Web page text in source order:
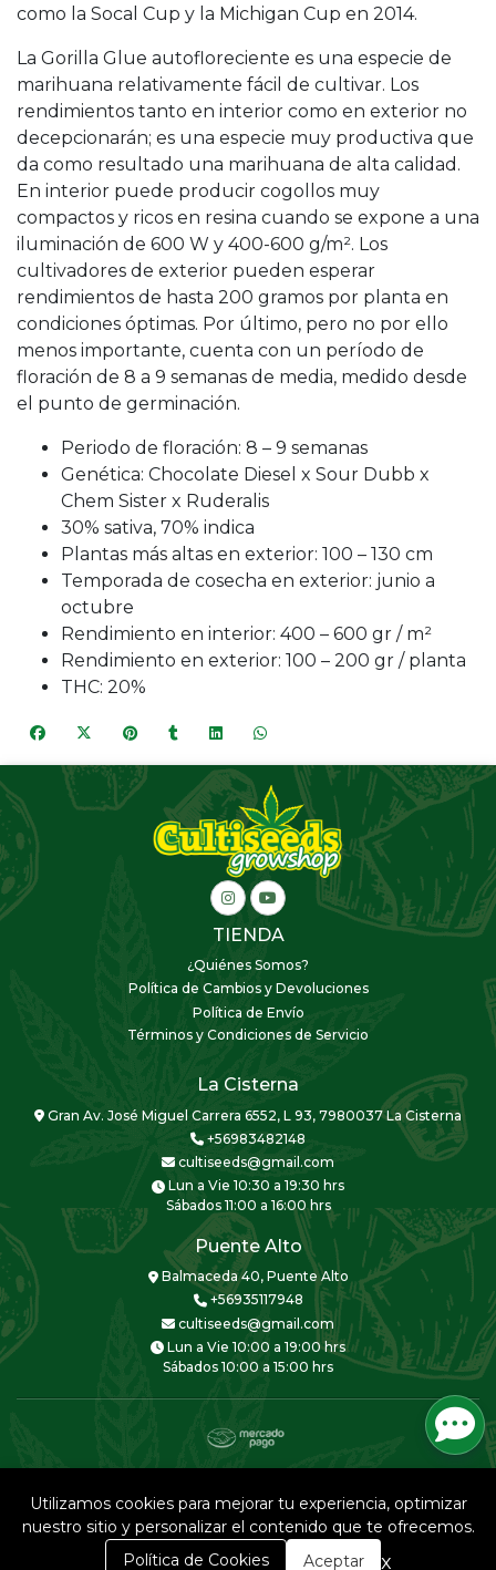
como la Socal Cup y la Michigan Cup en 2014.
La Gorilla Glue autofloreciente es una especie de
marihuana relativamente fácil de cultivar. Los
rendimientos tanto en interior como en exterior no
decepcionarán; es una especie muy productiva que
da como resultado una marihuana de alta calidad.
En interior puede producir cogollos muy
compactos y ricos en resina cuando se expone a una
iluminación de 600 W y 400-600 g/m². Los
cultivadores de exterior pueden esperar
rendimientos de hasta 200 gramos por planta en
condiciones óptimas. Por último, pero no por ello
menos importante, cuenta con un período de
floración de 8 a 9 semanas de media, medido desde
el punto de germinación.
Periodo de floración: 8 – 9 semanas
Genética: Chocolate Diesel x Sour Dubb x
Chem Sister x Ruderalis
30% sativa, 70% indica
Plantas más altas en exterior: 100 – 130 cm
Temporada de cosecha en exterior: junio a
octubre
Rendimiento en interior: 400 – 600 gr / m²
Rendimiento en exterior: 100 – 200 gr / planta
THC: 20%
TIENDA
¿Quiénes Somos?
Política de Cambios y Devoluciones
Política de Envío
Términos y Condiciones de Servicio
La Cisterna
Gran Av. José Miguel Carrera 6552, L 93, 7980037 La Cisterna
+56983482148
cultiseeds@gmail.com
Lun a Vie 10:30 a 19:30 hrs
Sábados 11:00 a 16:00 hrs
Puente Alto
Balmaceda 40, Puente Alto
+56935117948
cultiseeds@gmail.com
Lun a Vie 10:00 a 19:00 hrs
Sábados 10:00 a 15:00 hrs
Creado porBsale
0
Utilizamos cookies para mejorar tu experiencia, optimizar
nuestro sitio y personalizar el contenido que te ofrecemos.
Política de Cookies
Aceptar x